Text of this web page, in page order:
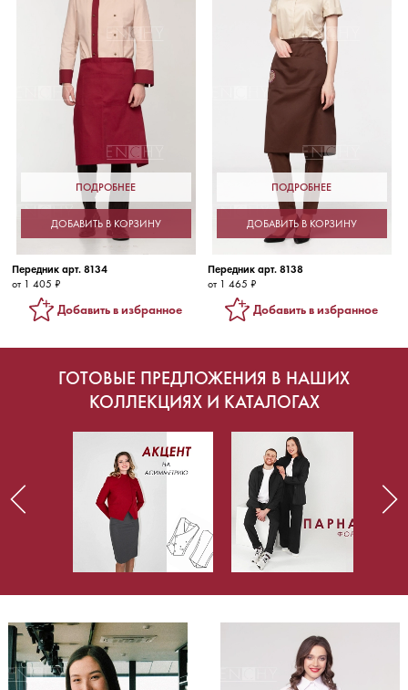
ПОДРОБНЕЕ
ДОБАВИТЬ В КОРЗИНУ
Передник арт. 8134
от 1 405 ₽
Добавить в избранное
ПОДРОБНЕЕ
ДОБАВИТЬ В КОРЗИНУ
Передник арт. 8138
от 1 465 ₽
Добавить в избранное
ГОТОВЫЕ ПРЕДЛОЖЕНИЯ В НАШИХ
КОЛЛЕКЦИЯХ И КАТАЛОГАХ